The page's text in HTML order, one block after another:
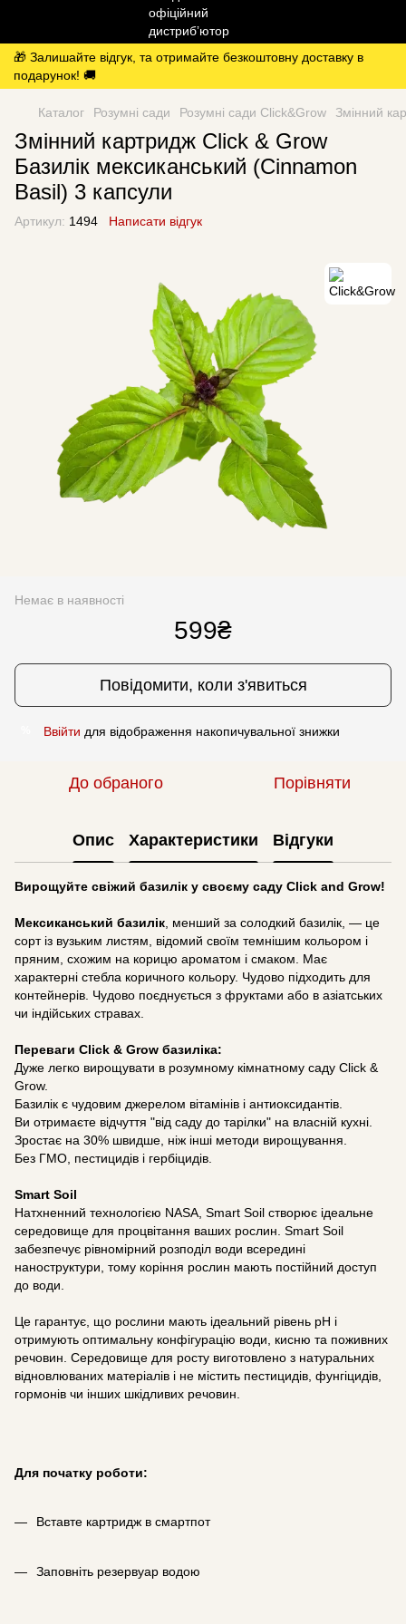
🎁 Залишайте відгук, та отримайте безкоштовну доставку в
подарунок! 🚚
Каталог Розумні сади Розумні сади Click&Grow Змінний
Змінний картридж Click & Grow
Базилік мексиканський (Cinnamon
Basil) 3 капсули
Артикул: 1494 Написати відгук
Немає в наявності
599₴
Повідомити, коли з'явиться
Ввійти для відображення накопичувальної знижки
До обраного Порівняти
Опис Характеристики Відгуки
Вирощуйте свіжий базилік у своєму саду Click and Grow!
Мексиканський базилік , менший за солодкий базилік, — це
сорт із вузьким листям, відомий своїм темнішим кольором і
пряним, схожим на корицю ароматом і смаком. Має
характерні стебла коричного кольору. Чудово підходить для
контейнерів. Чудово поєднується з фруктами або в азіатських
чи індійських стравах.
Переваги Click & Grow базиліка:
Дуже легко вирощувати в розумному кімнатному саду Click &
Grow.
Базилік є чудовим джерелом вітамінів і антиоксидантів.
Ви отримаєте відчуття "від саду до тарілки" на власній кухні.
Зростає на 30% швидше, ніж інші методи вирощування.
Без ГМО, пестицидів і гербіцидів.
Smart Soil
Натхненний технологією NASA, Smart Soil створює ідеальне
середовище для процвітання ваших рослин. Smart Soil
забезпечує рівномірний розподіл води всередині
наноструктури, тому коріння рослин мають постійний доступ
до води.
Це гарантує, що рослини мають ідеальний рівень pH і
отримують оптимальну конфігурацію води, кисню та поживних
речовин. Середовище для росту виготовлено з натуральних
відновлюваних матеріалів і не містить пестицидів, фунгіцидів,
гормонів чи інших шкідливих речовин.
Для початку роботи:
Вставте картридж в смартпот
Заповніть резервуар водою